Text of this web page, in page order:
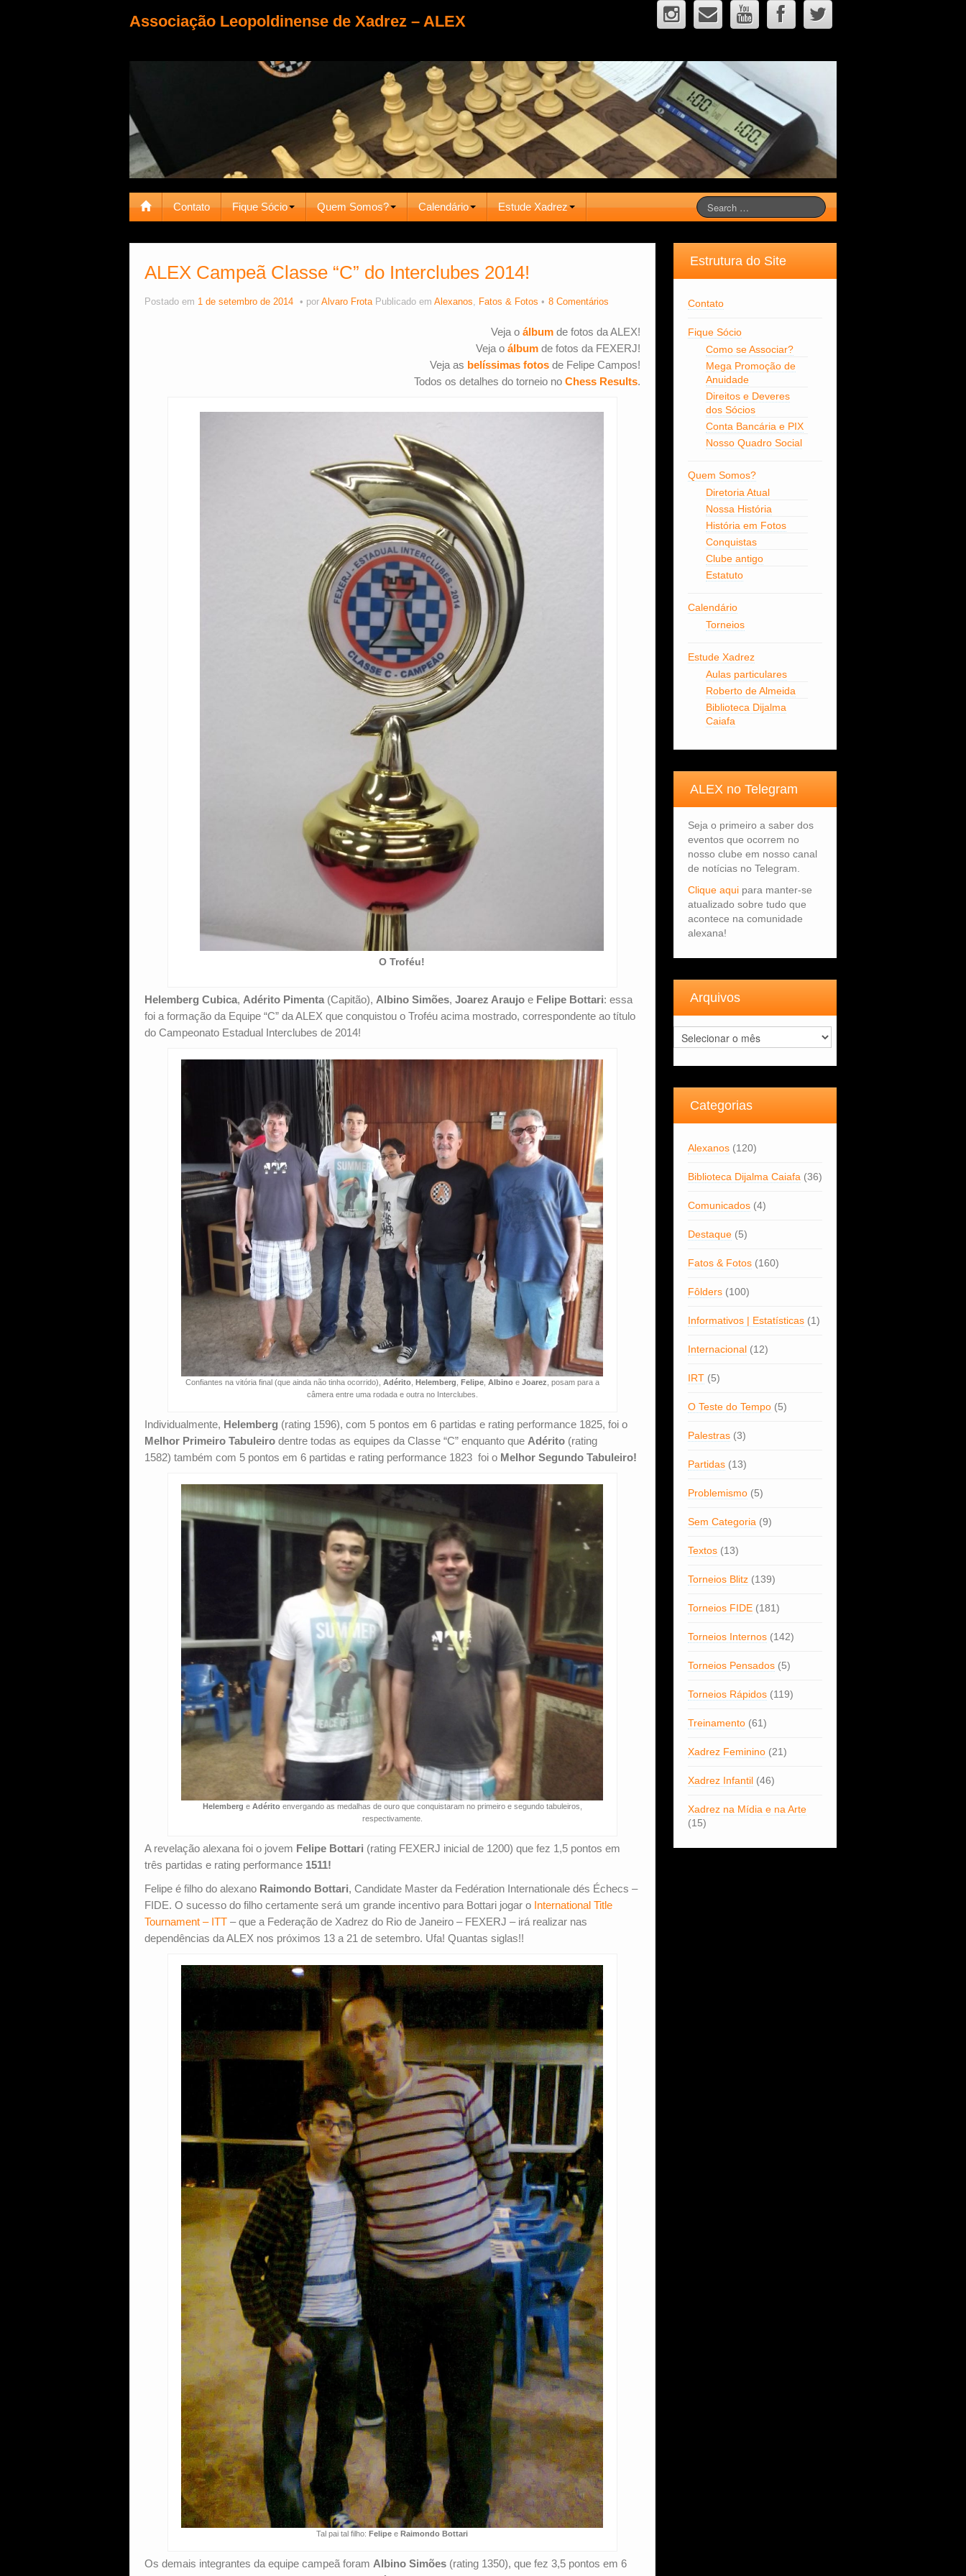
Associação Leopoldinense de Xadrez – ALEX
Contato Fique Sócio Quem Somos? Calendário Estude Xadrez
ALEX Campeã Classe “C” do Interclubes 2014!
Postado em 1 de setembro de 2014 por Alvaro Frota Publicado em Alexanos, Fatos & Fotos 8 Comentários
Veja o álbumde fotos da ALEX!
Veja o álbumde fotos da FEXERJ!
Veja as belíssimas fotosde Felipe Campos!
Todos os detalhes do torneio no Chess Results.
O Troféu!
Helemberg Cubica, Adérito Pimenta (Capitão), Albino Simões, Joarez Araujo e Felipe Bottari: essa
foi a formação da Equipe “C” da ALEX que conquistou o Troféu acima mostrado, correspondente ao título
do Campeonato Estadual Interclubes de 2014!
Confiantes na vitória final (que ainda não tinha ocorrido), Adérito, Helemberg Felipe, Albinoe Joarez , posam para a
câmera entre uma rodada e outra no Interclubes.
Individualmente, Helemberg (rating 1596), com 5 pontos em 6 partidas e rating performance 1825, foi o
Melhor Primeiro Tabuleiro dentre todas as equipes da Classe “C” enquanto que Adérito (rating
1582) também com 5 pontos em 6 partidas e rating performance 1823 foi o Melhor Segundo Tabuleiro!
Helemberg e Adéritoenvergando as medalhas de ouro que conquistaram no primeiro e segundo tabuleiros,
respectivamente.
A revelação alexana foi o jovem Felipe Bottari (rating FEXERJ inicial de 1200) que fez 1,5 pontos em
três partidas e rating performance 1511!
Felipe é filho do alexano Raimondo Bottari, Candidate Master da Fedération Internationale dés Échecs –
FIDE. O sucesso do filho certamente será um grande incentivo para Bottari jogar o International Title
Tournament – ITT – que a Federação de Xadrez do Rio de Janeiro – FEXERJ – irá realizar nas
dependências da ALEX nos próximos 13 a 21 de setembro. Ufa! Quantas siglas!!
Tal pai tal filho:Felipe eRaimondo Bottari
Os demais integrantes da equipe campeã foram Albino Simões (rating 1350), que fez 3,5 pontos em 6
Estrutura do Site
Contato
Fique Sócio
Como se Associar?
Mega Promoção de
Anuidade
Direitos e Deveres
dos Sócios
Conta Bancária e PIX
Nosso Quadro Social
Quem Somos?
Diretoria Atual
Nossa História
História em Fotos
Conquistas
Clube antigo
Estatuto
Calendário
Torneios
Estude Xadrez
Aulas particulares
Roberto de Almeida
Biblioteca Dijalma
Caiafa
ALEX no Telegram
Seja o primeiro a saber dos
eventos que ocorrem no
nosso clube em nosso canal
de notícias no Telegram.
Clique aquipara manter-se
atualizado sobre tudo que
acontece na comunidade
alexana!
Arquivos
Arquivos
Categorias
Alexanos(120)
Biblioteca Dijalma Caiafa(36)
Comunicados(4)
Destaque(5)
Fatos & Fotos(160)
Fôlders(100)
Informativos | Estatísticas(1)
Internacional(12)
IRT(5)
O Teste do Tempo(5)
Palestras(3)
Partidas(13)
Problemismo(5)
Sem Categoria(9)
Textos(13)
Torneios Blitz(139)
Torneios FIDE(181)
Torneios Internos(142)
Torneios Pensados(5)
Torneios Rápidos(119)
Treinamento(61)
Xadrez Feminino(21)
Xadrez Infantil(46)
Xadrez na Mídia e na Arte
(15)